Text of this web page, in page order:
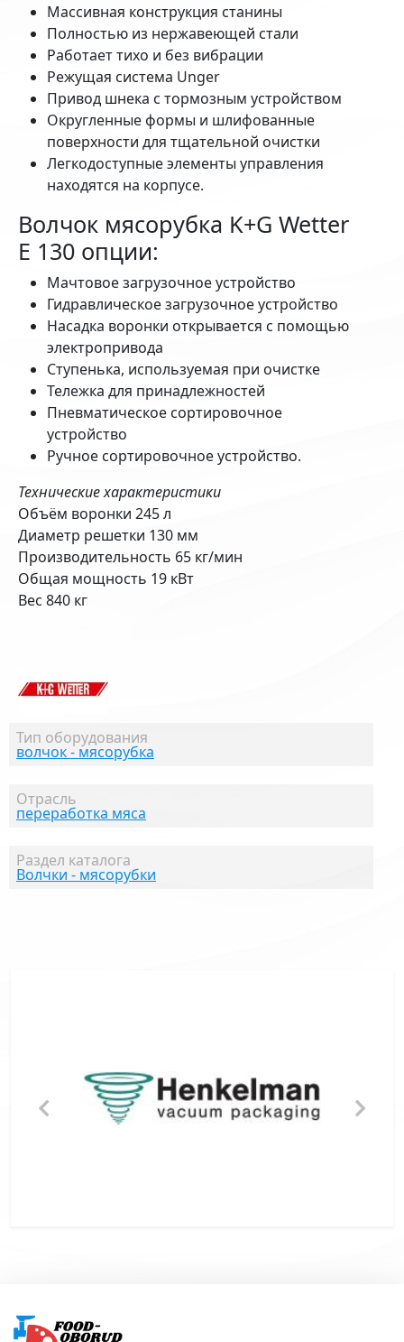
Тип оборудования
волчок - мясорубка
Отрасль
переработка мяса
Раздел каталога
Волчки - мясорубки
Массивная конструкция станины
Полностью из нержавеющей стали
Работает тихо и без вибрации
Режущая система Unger
Привод шнека с тормозным устройством
Округленные формы и шлифованные
поверхности для тщательной очистки
Легкодоступные элементы управления
находятся на корпусе.
Волчок мясорубка K+G Wetter
E 130 опции:
Мачтовое загрузочное устройство
Гидравлическое загрузочное устройство
Насадка воронки открывается с помощью
электропривода
Ступенька, используемая при очистке
Тележка для принадлежностей
Пневматическое сортировочное
устройство
Ручное сортировочное устройство.
Технические характеристики
Объём воронки 245 л
Диаметр решетки 130 мм
Производительность 65 кг/мин
Общая мощность 19 кВт
Вес 840 кг